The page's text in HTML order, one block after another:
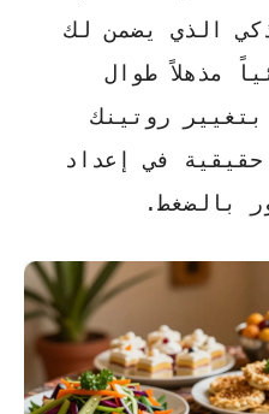
الذي يضمن لك
مذهلاً طوال
روتينك
في إعداد
بالضغط.